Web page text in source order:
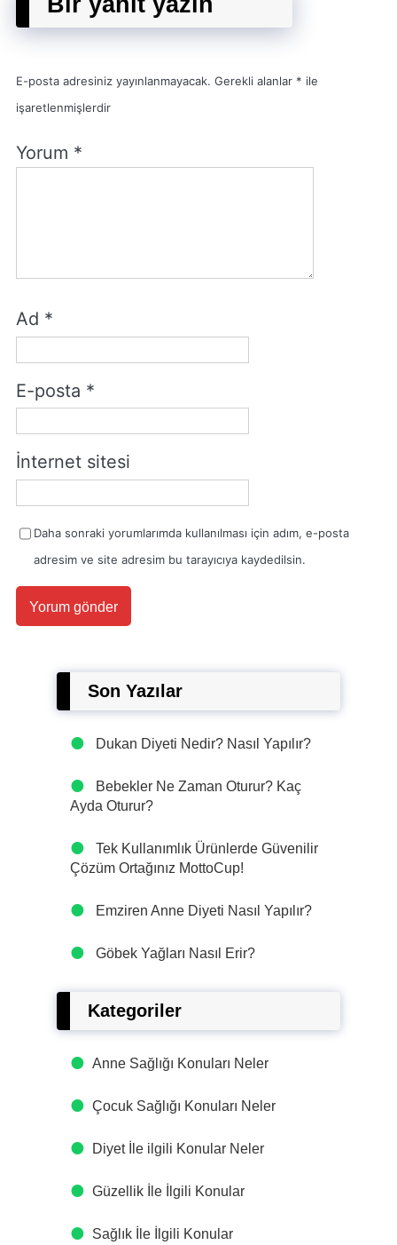
E-posta adresiniz yayınlanmayacak. Gerekli alanlar * ile
işaretlenmişlerdir
Yorum *
Ad *
E-posta *
İnternet sitesi
Daha sonraki yorumlarımda kullanılması için adım, e-posta
adresim ve site adresim bu tarayıcıya kaydedilsin.
Son Yazılar
Dukan Diyeti Nedir? Nasıl Yapılır?
Bebekler Ne Zaman Oturur? Kaç
Ayda Oturur?
Tek Kullanımlık Ürünlerde Güvenilir
Çözüm Ortağınız MottoCup!
Emziren Anne Diyeti Nasıl Yapılır?
Göbek Yağları Nasıl Erir?
Kategoriler
Anne Sağlığı Konuları Neler
Çocuk Sağlığı Konuları Neler
Diyet İle ilgili Konular Neler
Güzellik İle İlgili Konular
Sağlık İle İlgili Konular